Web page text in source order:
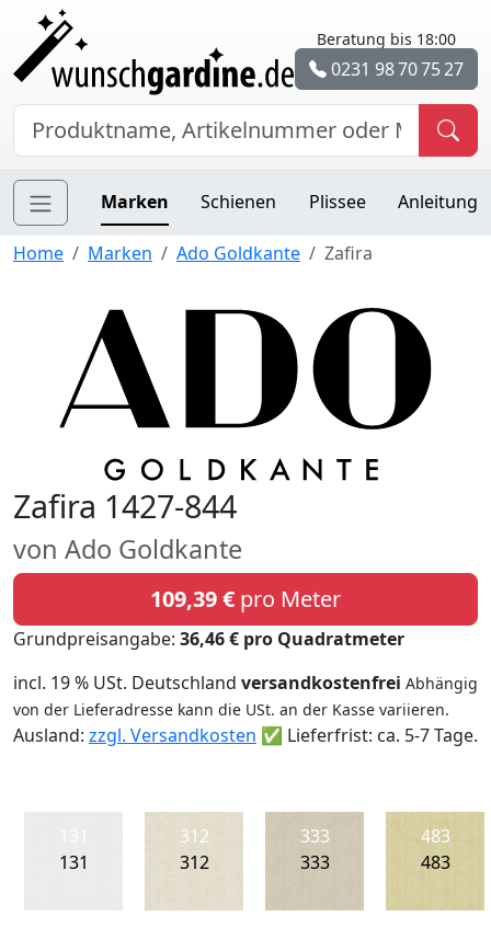
Beratung bis 18:00
0231 98 70 75 27
Marken Schienen Plissee Anleitung
Home Marken Ado Goldkante Zafira
Zafira 1427-844
von Ado Goldkante
109,39 € pro Meter
Grundpreisangabe: 36,46 € pro Quadratmeter
incl. 19 % USt. Deutschland versandkostenfrei Abhängig
von der Lieferadresse kann die USt. an der Kasse variieren.
Ausland: zzgl. Versandkosten ✅ Lieferfrist: ca. 5-7 Tage.
131
312
312
333
333
483
483